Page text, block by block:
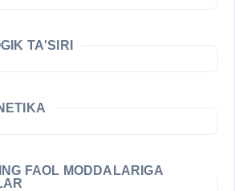
TA'SIRI
FAOL MODDALARIGA